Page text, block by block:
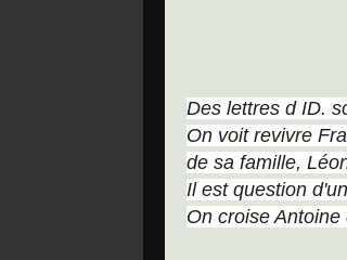
Des lettres d ID.
On voit revivre
de sa famille,
Il est question
On croise